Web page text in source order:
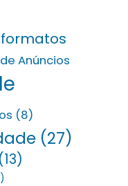
formatos
Anúncios
(8)
(27)
(13)